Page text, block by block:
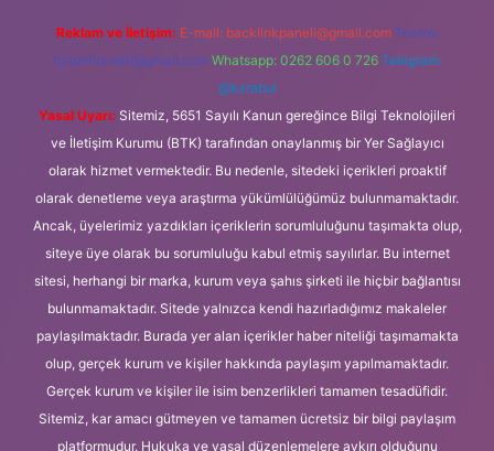
Reklam ve İletişim: E-mail: backlinkpaneli@gmail.com Teams:
forumhizmeti@gmail.com Whatsapp: 0262 606 0 726 Telegram:
@karabul
Yasal Uyarı: Sitemiz, 5651 Sayılı Kanun gereğince Bilgi Teknolojileri
ve İletişim Kurumu (BTK) tarafından onaylanmış bir Yer Sağlayıcı
olarak hizmet vermektedir. Bu nedenle, sitedeki içerikleri proaktif
olarak denetleme veya araştırma yükümlülüğümüz bulunmamaktadır.
Ancak, üyelerimiz yazdıkları içeriklerin sorumluluğunu taşımakta olup,
siteye üye olarak bu sorumluluğu kabul etmiş sayılırlar. Bu internet
sitesi, herhangi bir marka, kurum veya şahıs şirketi ile hiçbir bağlantısı
bulunmamaktadır. Sitede yalnızca kendi hazırladığımız makaleler
paylaşılmaktadır. Burada yer alan içerikler haber niteliği taşımamakta
olup, gerçek kurum ve kişiler hakkında paylaşım yapılmamaktadır.
Gerçek kurum ve kişiler ile isim benzerlikleri tamamen tesadüfidir.
Sitemiz, kar amacı gütmeyen ve tamamen ücretsiz bir bilgi paylaşım
platformudur. Hukuka ve yasal düzenlemelere aykırı olduğunu